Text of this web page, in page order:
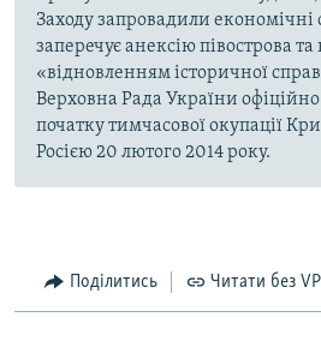
Заходу запровадили економічні
заперечує анексію півострова та
«відновленням історичної
Верховна Рада України
початку тимчасової окупації
Росією 20 лютого 2014 року.
Поділитись Читати без